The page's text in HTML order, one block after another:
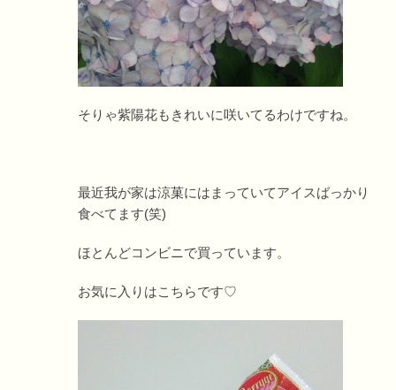
そりゃ紫陽花もきれいに咲いてるわけですね。
最近我が家は涼菓にはまっていてアイスばっかり
食べてます(笑)
ほとんどコンビニで買っています。
お気に入りはこちらです♡